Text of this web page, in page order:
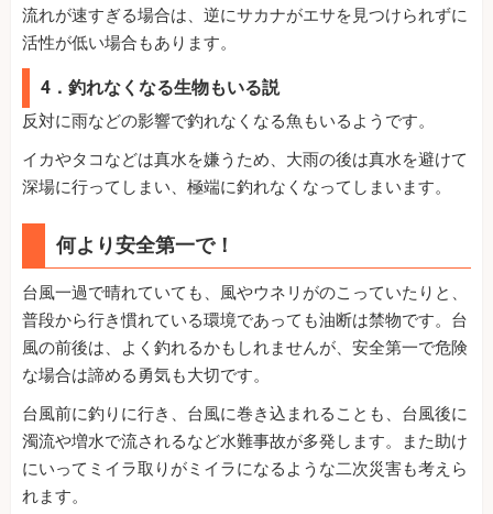
流れが速すぎる場合は、逆にサカナがエサを見つけられずに
活性が低い場合もあります。
4．釣れなくなる生物もいる説
反対に雨などの影響で釣れなくなる魚もいるようです。
イカやタコなどは真水を嫌うため、大雨の後は真水を避けて
深場に行ってしまい、極端に釣れなくなってしまいます。
何より安全第一で！
台風一過で晴れていても、風やウネリがのこっていたりと、
普段から行き慣れている環境であっても油断は禁物です。台
風の前後は、よく釣れるかもしれませんが、安全第一で危険
な場合は諦める勇気も大切です。
台風前に釣りに行き、台風に巻き込まれることも、台風後に
濁流や増水で流されるなど水難事故が多発します。また助け
にいってミイラ取りがミイラになるような二次災害も考えら
れます。